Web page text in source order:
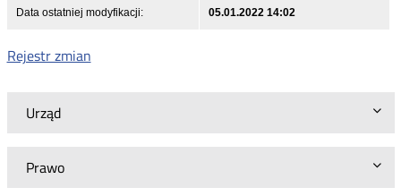
Urząd
Prawo
Data ostatniej modyfikacji: 05.01.2022 14:02
Rejestr zmian